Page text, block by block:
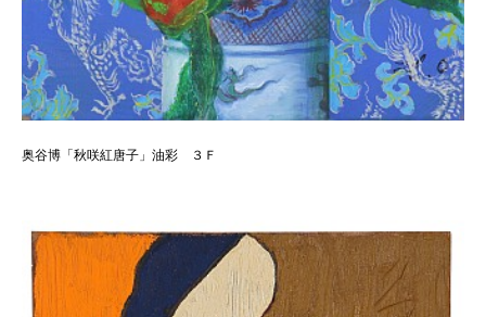
奥谷博「秋咲紅唐子」油彩 ３Ｆ